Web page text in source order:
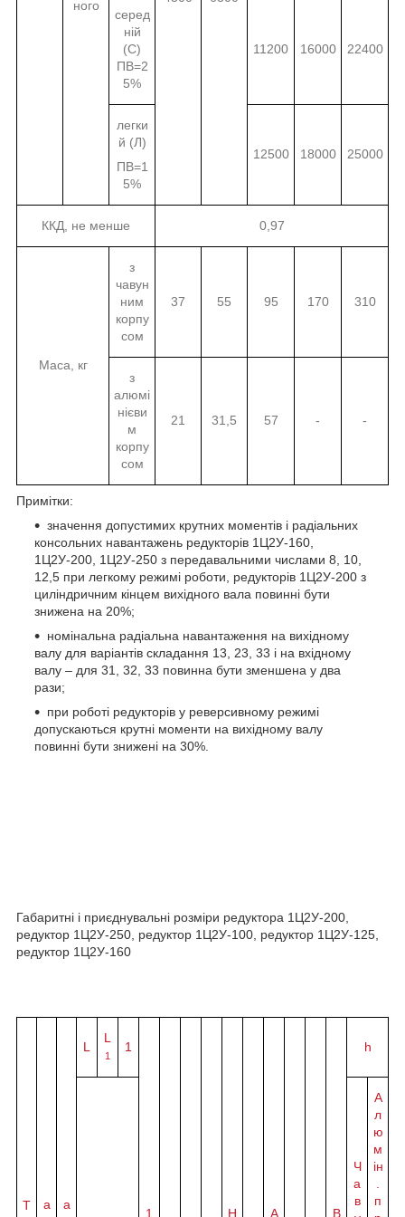
ного
серед
ній
(С)
ПВ=2
5%
11200 16000 22400
легки
й (Л)
ПВ=1
5%
12500 18000 25000
ККД, не менше 0,97
Маса, кг
з
чавун
ним
корпу
сом
37 55 95 170 310
з
алюмі
нієви
м
корпу
сом
21 31,5 57 - -
Примітки:
значення допустимих крутних моментів і радіальних
консольних навантажень редукторів 1Ц2У-160,
1Ц2У-200, 1Ц2У-250 з передавальними числами 8, 10,
12,5 при легкому режимі роботи, редукторів 1Ц2У-200 з
циліндричним кінцем вихідного вала повинні бути
знижена на 20%;
номінальна радіальна навантаження на вихідному
валу для варіантів складання 13, 23, 33 і на вхідному
валу – для 31, 32, 33 повинна бути зменшена у два
рази;
при роботі редукторів у реверсивному режимі
допускаються крутні моменти на вихідному валу
повинні бути знижені на 30%.
Габаритні і приєднувальні розміри редуктора 1Ц2У-200,
редуктор 1Ц2У-250, редуктор 1Ц2У-100, редуктор 1Ц2У-125,
редуктор 1Ц2У-160
Т
а a
L
L
1
1
1 H A B
h
Ч
а
в
А
л
ю
м
ін
п